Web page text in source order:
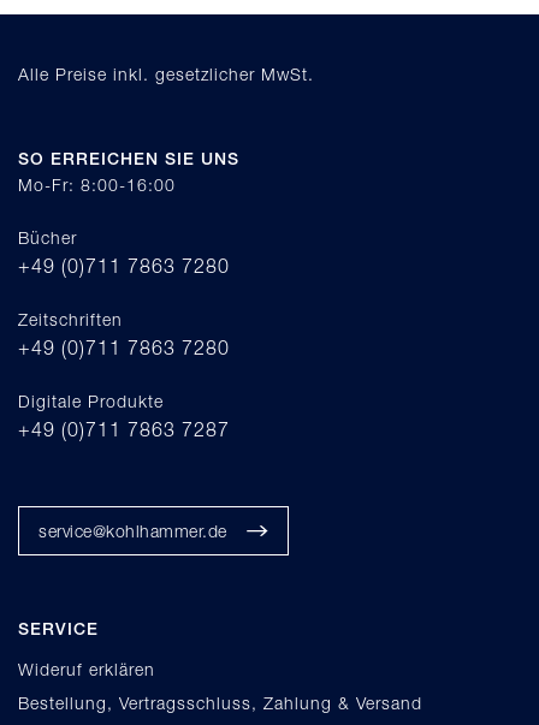
Alle Preise inkl. gesetzlicher MwSt.
SO ERREICHEN SIE UNS
Mo-Fr: 8:00-16:00
Bücher
+49 (0)711 7863 7280
Zeitschriften
+49 (0)711 7863 7280
Digitale Produkte
+49 (0)711 7863 7287
service@kohlhammer.de
SERVICE
Wideruf erklären
Bestellung, Vertragsschluss, Zahlung & Versand